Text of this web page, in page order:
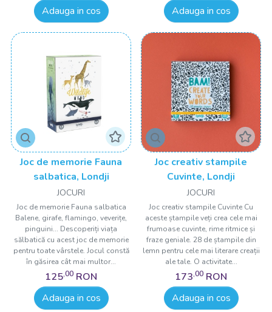
Adauga in cos
Adauga in cos
Joc de memorie Fauna
salbatica, Londji
JOCURI
Joc de memorie Fauna salbatica
Balene, girafe, flamingo, veverițe,
pinguini... Descoperiți viața
sălbatică cu acest joc de memorie
pentru toate vârstele. Jocul constă
în găsirea cât mai multor...
125,00 RON
Adauga in cos
Joc creativ stampile
Cuvinte, Londji
JOCURI
Joc creativ stampile Cuvinte Cu
aceste ștampile veți crea cele mai
frumoase cuvinte, rime ritmice și
fraze geniale. 28 de ștampile din
lemn pentru cele mai literare creații
ale tale. O activitate...
173,00 RON
Adauga in cos